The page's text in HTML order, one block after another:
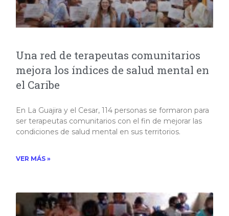
Una red de terapeutas comunitarios
mejora los índices de salud mental en
el Caribe
En La Guajira y el Cesar, 114 personas se formaron para
ser terapeutas comunitarios con el fin de mejorar las
condiciones de salud mental en sus territorios.
VER MÁS »